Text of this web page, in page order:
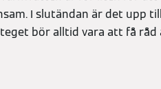
I slutändan är det upp
bör alltid vara att få råd